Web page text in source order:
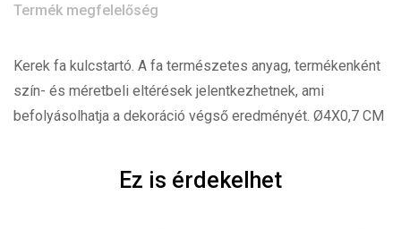
Termék megfelelőség
Kerek fa kulcstartó. A fa természetes anyag, termékenként
szín- és méretbeli eltérések jelentkezhetnek, ami
befolyásolhatja a dekoráció végső eredményét. Ø4X0,7 CM
Ez is érdekelhet